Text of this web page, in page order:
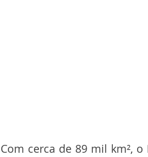
Com cerca de 89 mil km²,